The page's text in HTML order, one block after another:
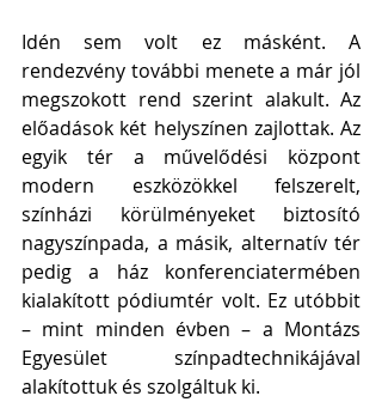
Idén sem volt ez másként. A
rendezvény további menete a már jól
megszokott rend szerint alakult. Az
előadások két helyszínen zajlottak. Az
egyik tér a művelődési központ
modern eszközökkel felszerelt,
színházi körülményeket biztosító
nagyszínpada, a másik, alternatív tér
pedig a ház konferenciatermében
kialakított pódiumtér volt. Ez utóbbit
– mint minden évben – a Montázs
Egyesület színpadtechnikájával
alakítottuk és szolgáltuk ki.